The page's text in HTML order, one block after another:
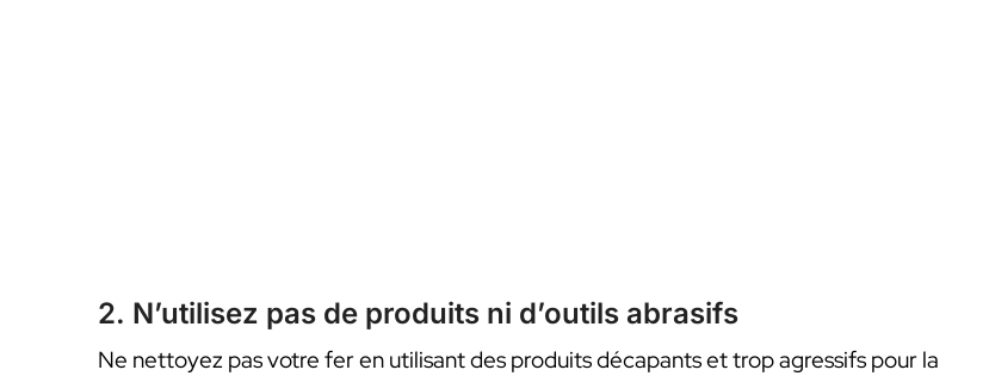
2. N’utilisez pas de produits ni d’outils abrasifs
Ne nettoyez pas votre fer en utilisant des produits décapants et trop agressifs pour la